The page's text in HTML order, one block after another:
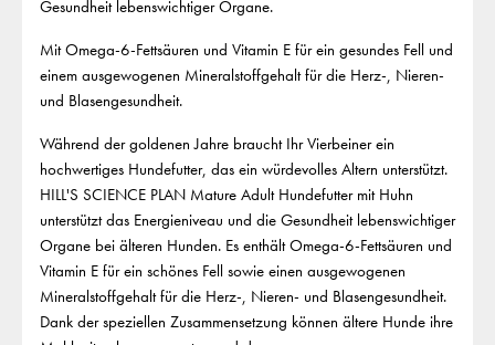
Gesundheit lebenswichtiger Organe.
Mit Omega-6-Fettsäuren und Vitamin E für ein gesundes Fell und
einem ausgewogenen Mineralstoffgehalt für die Herz-, Nieren-
und Blasengesundheit.
Während der goldenen Jahre braucht Ihr Vierbeiner ein
hochwertiges Hundefutter, das ein würdevolles Altern unterstützt.
HILL'S SCIENCE PLAN Mature Adult Hundefutter mit Huhn
unterstützt das Energieniveau und die Gesundheit lebenswichtiger
Organe bei älteren Hunden. Es enthält Omega-6-Fettsäuren und
Vitamin E für ein schönes Fell sowie einen ausgewogenen
Mineralstoffgehalt für die Herz-, Nieren- und Blasengesundheit.
Dank der speziellen Zusammensetzung können ältere Hunde ihre